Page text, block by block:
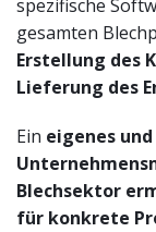
spezifische
gesamten
Erstellung des
Lieferung des
Ein eigenes
Blechsektor
für konkrete